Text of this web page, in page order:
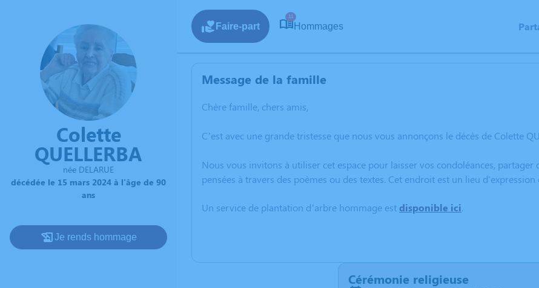
Colette
QUELLERBA
née DELARUE
décédée le 15 mars 2024 à l'âge de 90
ans
Je rends hommage
Faire-part
11
Hommages
Message de la famille
Chère famille, chers amis,
C’est avec une grande tristesse que nous vous annonçons le décès de Colette
Nous vous invitons à utiliser cet espace pour laisser vos condoléances,
pensées à travers des poèmes ou des textes. Cet endroit est un lieu
Un service de plantation d’arbre hommage estdisponible ici.
Cérémonie religieuse